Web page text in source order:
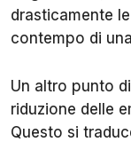
drasticamente
contempo di
Un altro punto
riduzione delle
Questo si